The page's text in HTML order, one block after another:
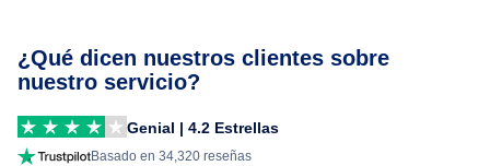
¿Qué dicen nuestros clientes sobre
nuestro servicio?
Genial | 4.2 Estrellas
Basado en 34,320 reseñas